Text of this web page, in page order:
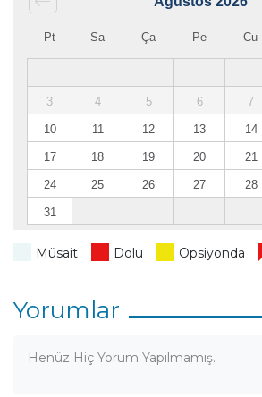
Pt Sa Ça Pe Cu
3 4 5 6 7
10 11 12 13 14
17 18 19 20 21
24 25 26 27 28
31
Müsait Dolu Opsiyonda
Yorumlar
Henüz Hiç Yorum Yapılmamış.